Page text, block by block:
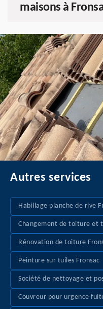
maisons à
Autres services
Habillage planche de rive
Changement de toiture et
Rénovation de toiture
Peinture sur tuiles Fronsac
Société de nettoyage et
Couvreur pour urgence